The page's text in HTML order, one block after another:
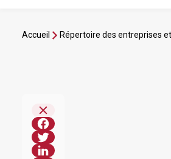
Accueil Répertoire des entreprises